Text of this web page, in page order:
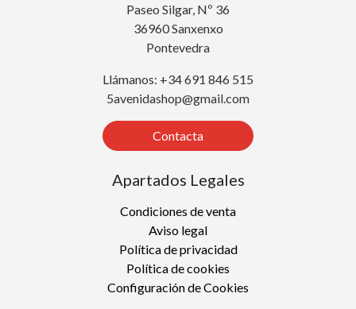
Paseo Silgar, Nº 36
36960 Sanxenxo
Pontevedra
Llámanos: +34 691 846 515
5avenidashop@gmail.com
Contacta
Apartados Legales
Condiciones de venta
Aviso legal
Política de privacidad
Política de cookies
Configuración de Cookies